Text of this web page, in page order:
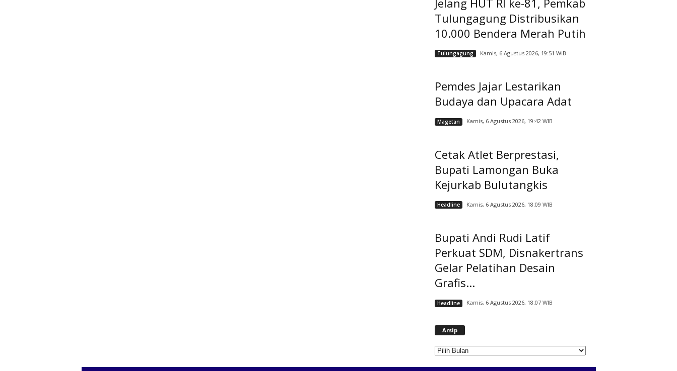
Tulungagung Distribusikan
10.000 Bendera Merah Putih
Tulungagung Kamis, 6 Agustus 2026, 19:51 WIB
Pemdes Jajar Lestarikan
Budaya dan Upacara Adat
Magetan Kamis, 6 Agustus 2026, 19:42 WIB
Cetak Atlet Berprestasi,
Bupati Lamongan Buka
Kejurkab Bulutangkis
Headline Kamis, 6 Agustus 2026, 18:09 WIB
Bupati Andi Rudi Latif
Perkuat SDM, Disnakertrans
Gelar Pelatihan Desain
Grafis...
Headline Kamis, 6 Agustus 2026, 18:07 WIB
Arsip
i